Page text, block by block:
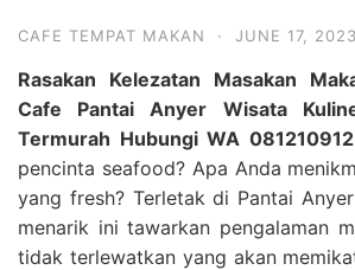
CAFE TEMPAT MAKAN · JUNE 17, 2023
Rasakan Kelezatan Masakan
Cafe Pantai Anyer Wisata
Termurah Hubungi WA
pencinta seafood? Apa Anda
yang fresh? Terletak di Pantai
menarik ini tawarkan pengalaman
tidak terlewatkan yang akan